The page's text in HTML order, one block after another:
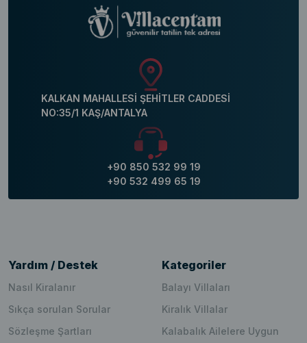
KALKAN MAHALLESİ ŞEHİTLER CADDESİ
NO:35/1 KAŞ/ANTALYA
+90 850 532 99 19
+90 532 499 65 19
Yardım / Destek
Nasıl Kiralanır
Sıkça sorulan Sorular
Sözleşme Şartları
Kategoriler
Balayı Villaları
Kiralık Villalar
Kalabalık Ailelere Uygun